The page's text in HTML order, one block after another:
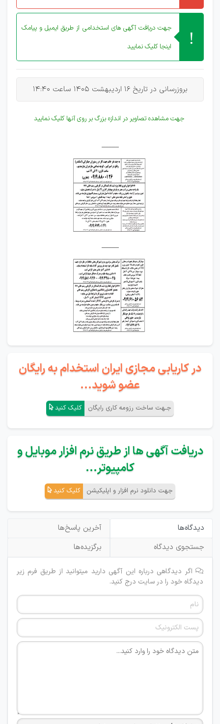
جهت دریافت آگهی های استخدامی از طریق ایمیل و پیامک
اینجا کلیک نمایید
بروزرسانی در تاریخ 16 اردیبهشت 1405 ساعت 14:40
جهت مشاهده تصاویر در اندازه بزرگ بر روی آنها کلیک نمایید
_____
_____
در کاریابی مجازی ایران استخدام به رایگان
عضو شوید...
جـهت ساخت رزومه کاری رایگان کلیک کنید
دریافت آگهی ها از طریق نرم افزار موبایل و
کامپیوتر...
جهت دانلود نرم افزار و اپلیکیشن کلیک کنید
دیدگاه‌ها
آخرین پاسخ‌ها
جستجوی دیدگاه
برگزیده‌ها
اگر دیدگاهی درباره این آگهی دارید میتوانید از طریق فرم زیر
دیدگاه خود را در سایت درج کنید.